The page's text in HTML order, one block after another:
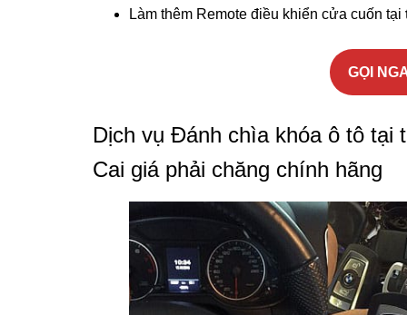
Làm thêm Remote điều khiển cửa cuốn tại
GỌI
Dịch vụ Đánh chìa khóa ô tô tại
Cai giá phải chăng chính hãng